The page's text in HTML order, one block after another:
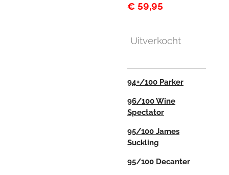
€ 59,95
Uitverkocht
94+/100 Parker
96/100 Wine
Spectator
95/100 James
Suckling
95/100 Decanter